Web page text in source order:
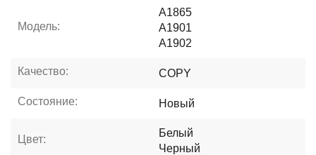
Модель:
A1865
A1901
A1902
Качество: COPY
Состояние: Новый
Цвет:
Белый
Черный